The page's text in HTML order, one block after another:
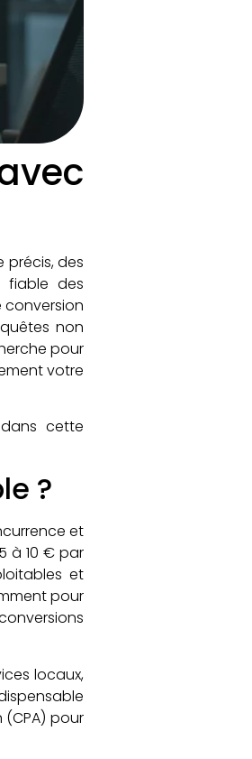
précis, des
fiable des
non
pour
votre
cette
?
et
à 10 € par
et
pour
locaux,
pour